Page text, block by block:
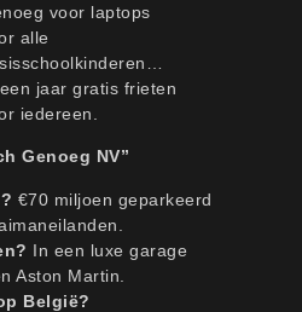
voor laptops
alle
jaar gratis frieten
iedereen.
Genoeg NV”
€70 miljoen geparkeerd
In een luxe garage
Aston Martin.
België?